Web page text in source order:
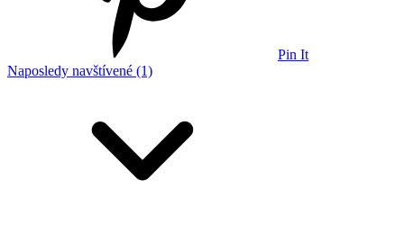
Pin It
Naposledy navštívené (1)